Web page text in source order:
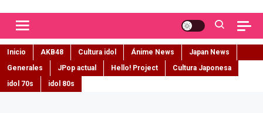
Inicio AKB48 Cultura idol Ánime News
Japan News
Generales
JPop actual Hello! Project
Cultura Japonesa
idol 70s
idol 80s